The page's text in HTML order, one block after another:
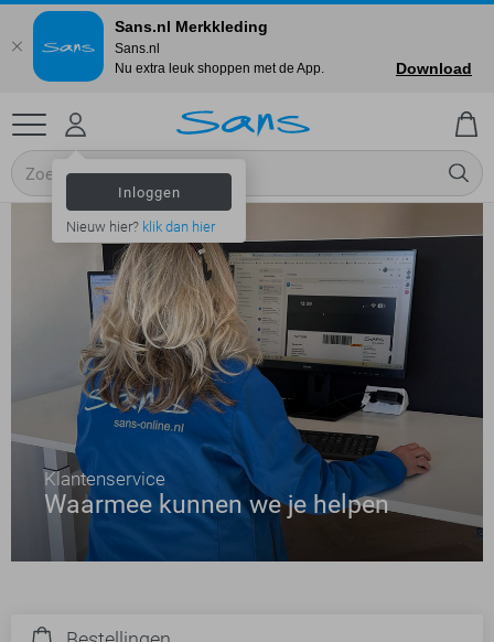
Inloggen
Nieuw hier? klik dan hier
Klantenservice
Waarmee kunnen we je helpen
Sans.nl Merkkleding
Sans.nl
Nu extra leuk shoppen met de App.
Download